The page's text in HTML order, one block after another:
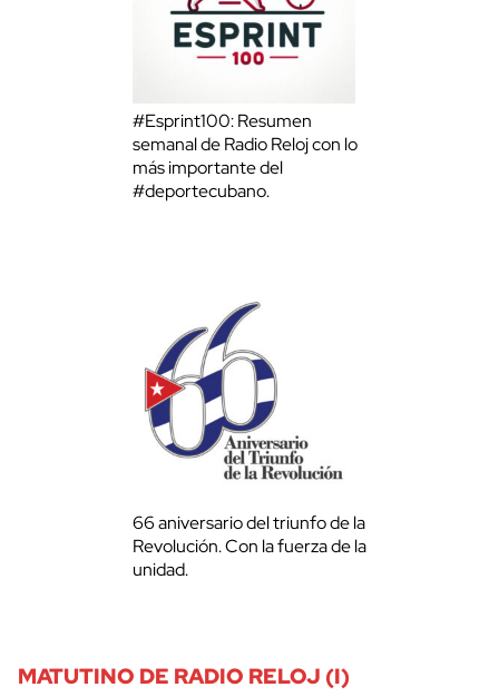
#Esprint100: Resumen
semanal de Radio Reloj con lo
más importante del
#deportecubano.
66 aniversario del triunfo de la
Revolución. Con la fuerza de la
unidad.
MATUTINO DE RADIO RELOJ (I)